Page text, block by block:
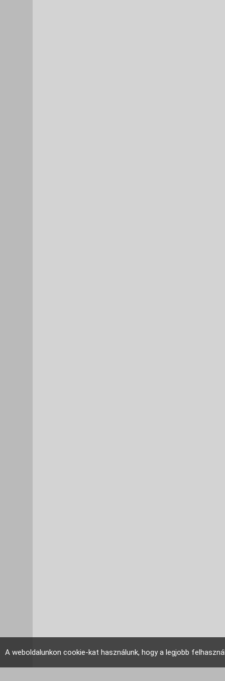
A weboldalunkon cookie-kat használunk, hogy a legjobb